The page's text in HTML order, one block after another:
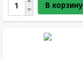
В корзину